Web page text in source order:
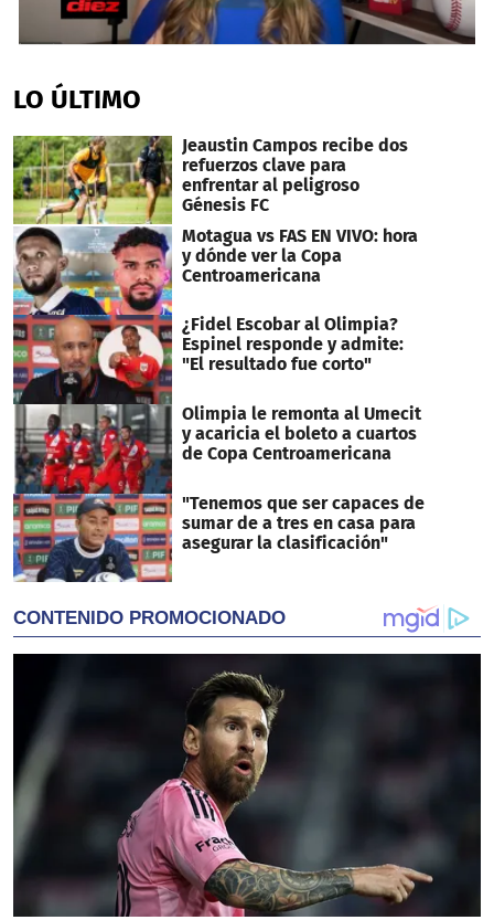
of
1
37
seconds
LO ÚLTIMO
Jeaustin Campos recibe dos
refuerzos clave para
enfrentar al peligroso
Génesis FC
Motagua vs FAS EN VIVO: hora
y dónde ver la Copa
Centroamericana
¿Fidel Escobar al Olimpia?
Espinel responde y admite:
"El resultado fue corto"
Olimpia le remonta al Umecit
y acaricia el boleto a cuartos
de Copa Centroamericana
"Tenemos que ser capaces de
sumar de a tres en casa para
asegurar la clasificación"